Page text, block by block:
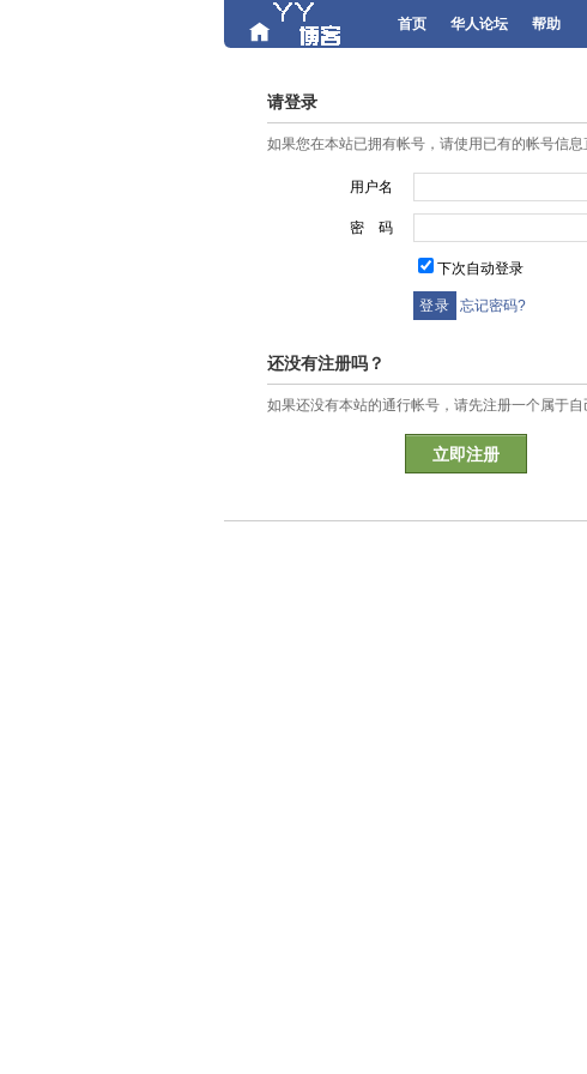
首页 华人论坛 帮助
请登录
如果您在本站已拥有帐号，请使用已有的帐号信息
用户名
密 码
下次自动登录
忘记密码?
还没有注册吗？
如果还没有本站的通行帐号，请先注册一个属于自
立即注册